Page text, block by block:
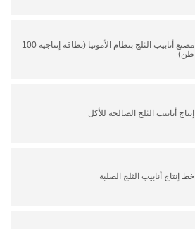
مصنع أنابيب الثلج بنظام الأمونيا (بطاقة إنتاجية 100
طن)
إنتاج أنابيب الثلج الصالحة للأكل
خط إنتاج أنابيب الثلج الصلبة